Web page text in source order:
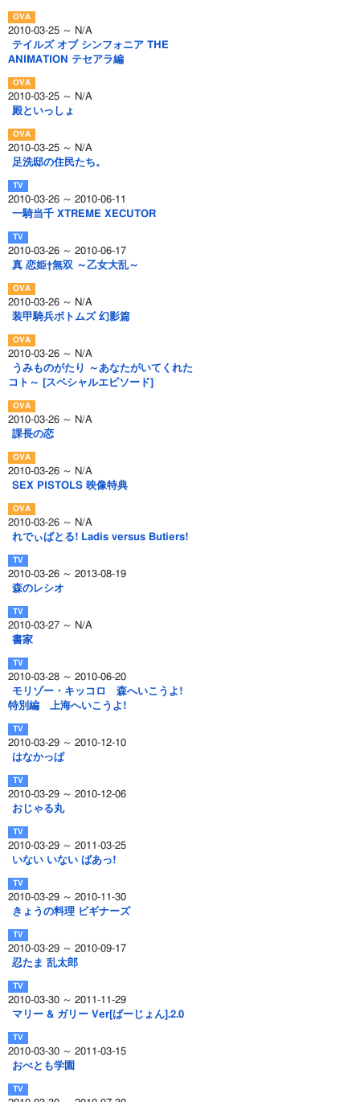
2010-03-25 ～ N/A
テイルズ オブ シンフォニア THE
ANIMATION テセアラ編
2010-03-25 ～ N/A
殿といっしょ
2010-03-25 ～ N/A
足洗邸の住民たち。
2010-03-26 ～ 2010-06-11
一騎当千 XTREME XECUTOR
2010-03-26 ～ 2010-06-17
真 恋姫†無双 ～乙女大乱～
2010-03-26 ～ N/A
装甲騎兵ボトムズ 幻影篇
2010-03-26 ～ N/A
うみものがたり ～あなたがいてくれた
コト～ [スペシャルエピソード]
2010-03-26 ～ N/A
課長の恋
2010-03-26 ～ N/A
SEX PISTOLS 映像特典
2010-03-26 ～ N/A
れでぃばとる! Ladis versus Butiers!
2010-03-26 ～ 2013-08-19
森のレシオ
2010-03-27 ～ N/A
書家
2010-03-28 ～ 2010-06-20
モリゾー・キッコロ 森へいこうよ!
特別編 上海へいこうよ!
2010-03-29 ～ 2010-12-10
はなかっぱ
2010-03-29 ～ 2010-12-06
おじゃる丸
2010-03-29 ～ 2011-03-25
いない いない ばあっ!
2010-03-29 ～ 2010-11-30
きょうの料理 ビギナーズ
2010-03-29 ～ 2010-09-17
忍たま 乱太郎
2010-03-30 ～ 2011-11-29
マリー & ガリー Ver[ばーじょん].2.0
2010-03-30 ～ 2011-03-15
おべとも学園